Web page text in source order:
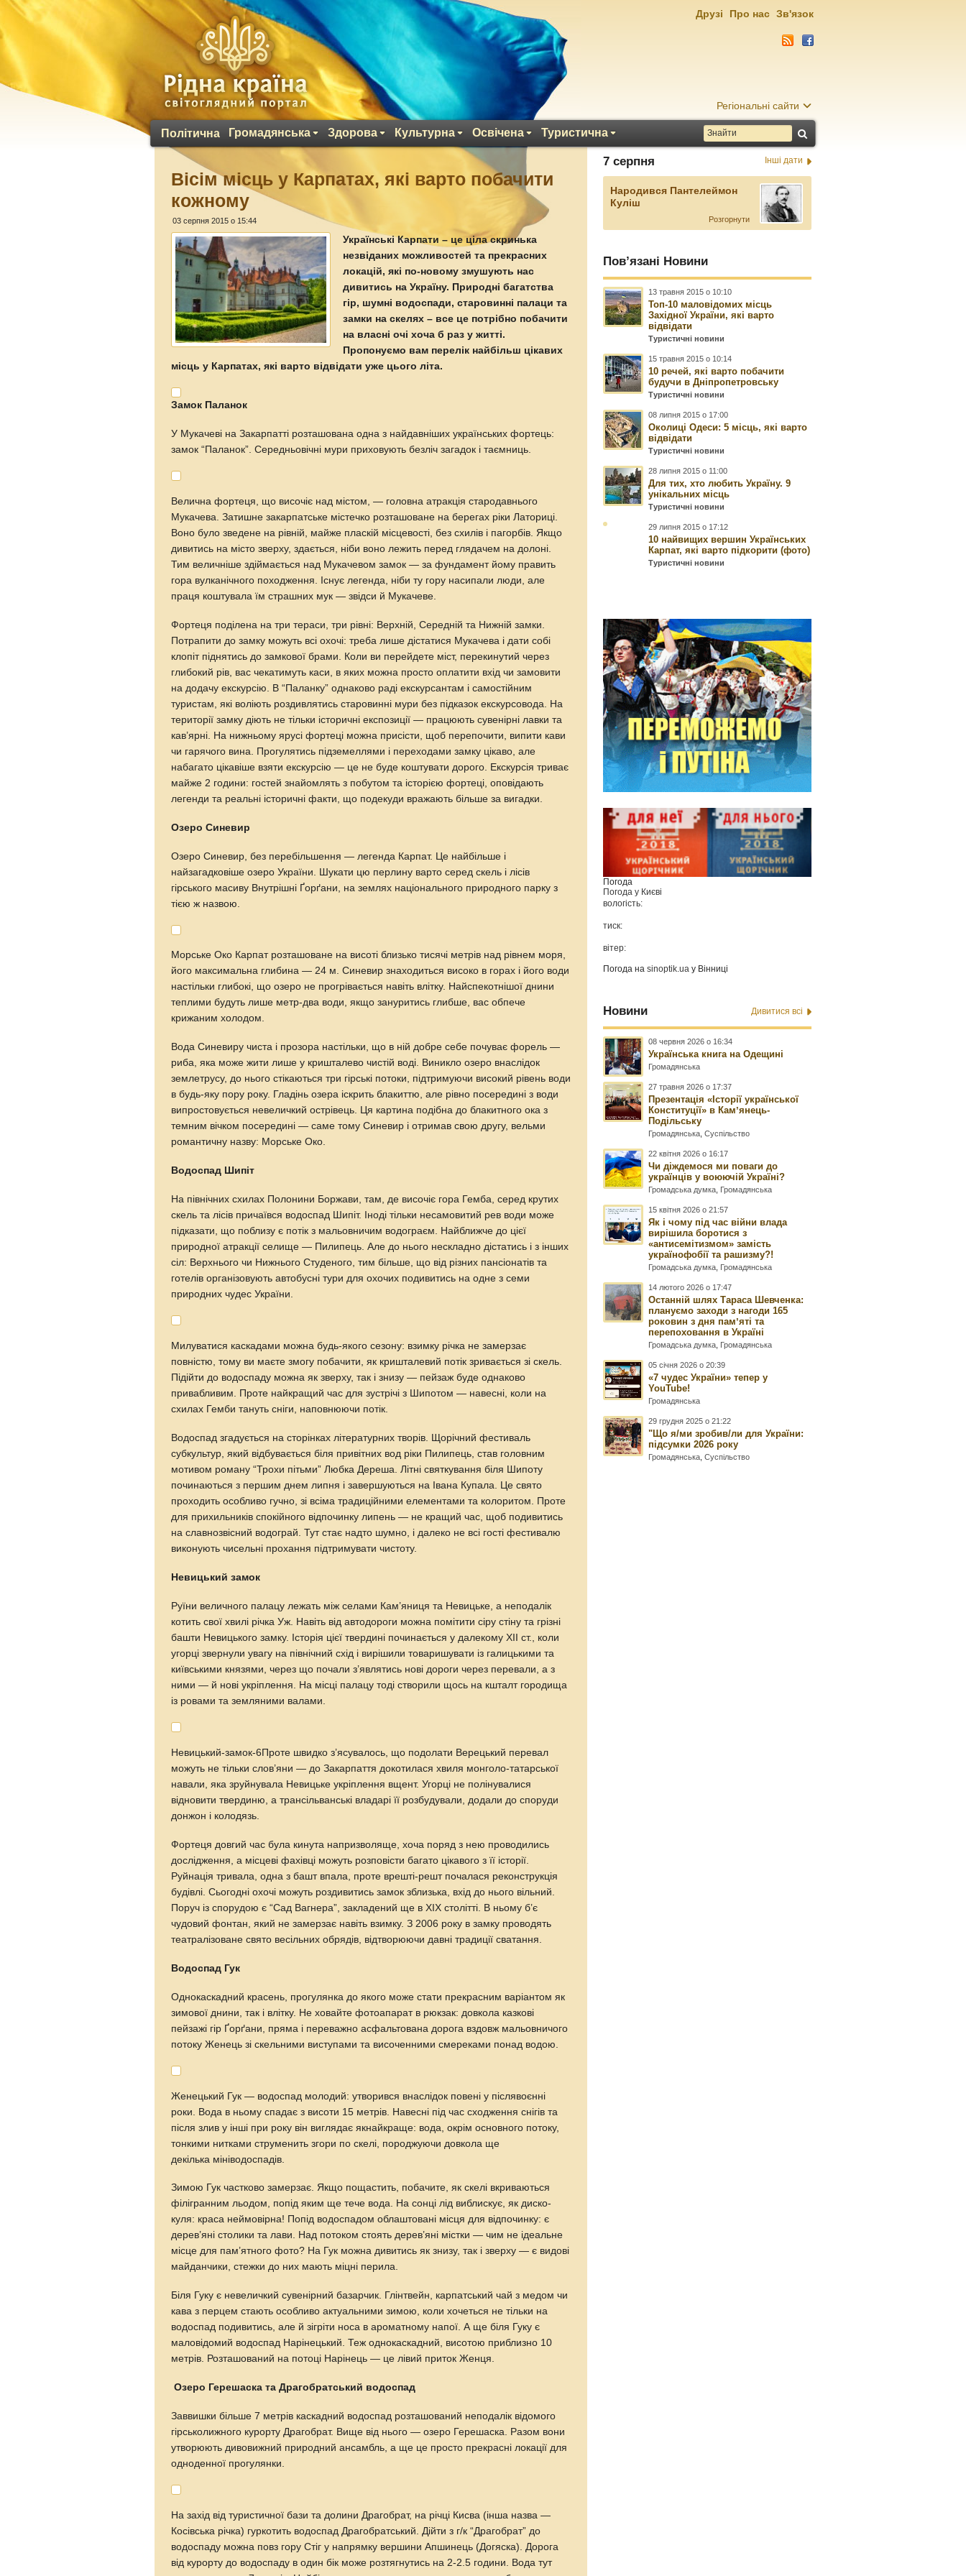
Регіональні сайти
Політична Громадянська Здорова Культурна Освічена Туристична
Друзі Про нас Зв'язок
Вісім місць у Карпатах, які варто побачити
кожному
03 серпня 2015 о 15:44
Українські Карпати – це ціла скринька
незвіданих можливостей та прекрасних
локацій, які по-новому змушують нас
дивитись на Україну. Природні багатства
гір, шумні водоспади, старовинні палаци та
замки на скелях – все це потрібно побачити
на власні очі хоча б раз у житті.
Пропонуємо вам перелік найбільш цікавих
місць у Карпатах, які варто відвідати уже цього літа.
Замок Паланок
У Мукачеві на Закарпатті розташована одна з найдавніших українських фортець:
замок “Паланок”. Середньовічні мури приховують безліч загадок і таємниць.
Велична фортеця, що височіє над містом, — головна атракція стародавнього
Мукачева. Затишне закарпатське містечко розташоване на берегах ріки Латориці.
Воно було зведене на рівній, майже пласкій місцевості, без схилів і пагорбів. Якщо
дивитись на місто зверху, здається, ніби воно лежить перед глядачем на долоні.
Тим величніше здіймається над Мукачевом замок — за фундамент йому править
гора вулканічного походження. Існує легенда, ніби ту гору насипали люди, але
праця коштувала їм страшних мук — звідси й Мукачеве.
Фортеця поділена на три тераси, три рівні: Верхній, Середній та Нижній замки.
Потрапити до замку можуть всі охочі: треба лише дістатися Мукачева і дати собі
клопіт піднятись до замкової брами. Коли ви перейдете міст, перекинутий через
глибокий рів, вас чекатимуть каси, в яких можна просто оплатити вхід чи замовити
на додачу екскурсію. В “Паланку” однаково раді екскурсантам і самостійним
туристам, які воліють роздивлятись старовинні мури без підказок екскурсовода. На
території замку діють не тільки історичні експозиції — працюють сувенірні лавки та
кав’ярні. На нижньому ярусі фортеці можна присісти, щоб перепочити, випити кави
чи гарячого вина. Прогулятись підземеллями і переходами замку цікаво, але
набагато цікавіше взяти екскурсію — це не буде коштувати дорого. Екскурсія триває
майже 2 години: гостей знайомлять з побутом та історією фортеці, оповідають
легенди та реальні історичні факти, що подекуди вражають більше за вигадки.
Озеро Синевир
Озеро Синевир, без перебільшення — легенда Карпат. Це найбільше і
найзагадковіше озеро України. Шукати цю перлину варто серед скель і лісів
гірського масиву Внутрішні Ґорґани, на землях національного природного парку з
тією ж назвою.
Морське Око Карпат розташоване на висоті близько тисячі метрів над рівнем моря,
його максимальна глибина — 24 м. Синевир знаходиться високо в горах і його води
настільки глибокі, що озеро не прогрівається навіть влітку. Найспекотнішої днини
теплими будуть лише метр-два води, якщо зануритись глибше, вас обпече
крижаним холодом.
Вода Синевиру чиста і прозора настільки, що в ній добре себе почуває форель —
риба, яка може жити лише у кришталево чистій воді. Виникло озеро внаслідок
землетрусу, до нього стікаються три гірські потоки, підтримуючи високий рівень води
в будь-яку пору року. Гладінь озера іскрить блакиттю, але рівно посередині з води
випростовується невеличкий острівець. Ця картина подібна до блакитного ока з
темним вічком посередині — саме тому Синевир і отримав свою другу, вельми
романтичну назву: Морське Око.
Водоспад Шипіт
На північних схилах Полонини Боржави, там, де височіє гора Гемба, серед крутих
скель та лісів причаївся водоспад Шипіт. Іноді тільки несамовитий рев води може
підказати, що поблизу є потік з мальовничим водограєм. Найближче до цієї
природної атракції селище — Пилипець. Але до нього нескладно дістатись і з інших
сіл: Верхнього чи Нижнього Студеного, тим більше, що від різних пансіонатів та
готелів організовують автобусні тури для охочих подивитись на одне з семи
природних чудес України.
Милуватися каскадами можна будь-якого сезону: взимку річка не замерзає
повністю, тому ви маєте змогу побачити, як кришталевий потік зривається зі скель.
Підійти до водоспаду можна як зверху, так і знизу — пейзаж буде однаково
привабливим. Проте найкращий час для зустрічі з Шипотом — навесні, коли на
схилах Гемби тануть сніги, наповнюючи потік.
Водоспад згадується на сторінках літературних творів. Щорічний фестиваль
субкультур, який відбувається біля привітних вод ріки Пилипець, став головним
мотивом роману “Трохи пітьми” Любка Дереша. Літні святкування біля Шипоту
починаються з першим днем липня і завершуються на Івана Купала. Це свято
проходить особливо гучно, зі всіма традиційними елементами та колоритом. Проте
для прихильників спокійного відпочинку липень — не кращий час, щоб подивитись
на славнозвісний водограй. Тут стає надто шумно, і далеко не всі гості фестивалю
виконують чисельні прохання підтримувати чистоту.
Невицький замок
Руїни величного палацу лежать між селами Кам’яниця та Невицьке, а неподалік
котить свої хвилі річка Уж. Навіть від автодороги можна помітити сіру стіну та грізні
башти Невицького замку. Історія цієї твердині починається у далекому XII ст., коли
угорці звернули увагу на північний схід і вирішили товаришувати із галицькими та
київськими князями, через що почали з’являтись нові дороги через перевали, а з
ними — й нові укріплення. На місці палацу тоді створили щось на кшталт городища
із ровами та земляними валами.
Невицький-замок-6Проте швидко з’ясувалось, що подолати Верецький перевал
можуть не тільки слов’яни — до Закарпаття докотилася хвиля монголо-татарської
навали, яка зруйнувала Невицьке укріплення вщент. Угорці не полінувалися
відновити твердиню, а трансільванські владарі її розбудували, додали до споруди
донжон і колодязь.
Фортеця довгий час була кинута напризволяще, хоча поряд з нею проводились
дослідження, а місцеві фахівці можуть розповісти багато цікавого з її історії.
Руйнація тривала, одна з башт впала, проте врешті-решт почалася реконструкція
будівлі. Сьогодні охочі можуть роздивитись замок зблизька, вхід до нього вільний.
Поруч із спорудою є “Сад Вагнера”, закладений ще в XIX столітті. В ньому б’є
чудовий фонтан, який не замерзає навіть взимку. З 2006 року в замку проводять
театралізоване свято весільних обрядів, відтворюючи давні традиції сватання.
Водоспад Гук
Однокаскадний красень, прогулянка до якого може стати прекрасним варіантом як
зимової днини, так і влітку. Не ховайте фотоапарат в рюкзак: довкола казкові
пейзажі гір Ґорґани, пряма і переважно асфальтована дорога вздовж мальовничого
потоку Женець зі скельними виступами та височенними смереками понад водою.
Женецький Гук — водоспад молодий: утворився внаслідок повені у післявоєнні
роки. Вода в ньому спадає з висоти 15 метрів. Навесні під час сходження снігів та
після злив у інші при року він виглядає якнайкраще: вода, окрім основного потоку,
тонкими нитками струменить згори по скелі, породжуючи довкола ще
декілька мініводоспадів.
Зимою Гук частково замерзає. Якщо пощастить, побачите, як скелі вкриваються
філігранним льодом, попід яким ще тече вода. На сонці лід виблискує, як диско-
куля: краса неймовірна! Попід водоспадом облаштовані місця для відпочинку: є
дерев’яні столики та лави. Над потоком стоять дерев’яні містки — чим не ідеальне
місце для пам’ятного фото? На Гук можна дивитись як знизу, так і зверху — є видові
майданчики, стежки до них мають міцні перила.
Біля Гуку є невеличкий сувенірний базарчик. Глінтвейн, карпатський чай з медом чи
кава з перцем стають особливо актуальними зимою, коли хочеться не тільки на
водоспад подивитись, але й зігріти носа в ароматному напої. А ще біля Гуку є
маловідомий водоспад Нарінецький. Теж однокаскадний, висотою приблизно 10
метрів. Розташований на потоці Нарінець — це лівий приток Женця.
Озеро Герешаска та Драгобратський водоспад
Заввишки більше 7 метрів каскадний водоспад розташований неподалік відомого
гірськолижного курорту Драгобрат. Вище від нього — озеро Герешаска. Разом вони
утворюють дивовижний природний ансамбль, а ще це просто прекрасні локації для
одноденної прогулянки.
На захід від туристичної бази та долини Драгобрат, на річці Кисва (інша назва —
Косівська річка) гуркотить водоспад Драгобратський. Дійти з г/к “Драгобрат” до
водоспаду можна повз гору Стіг у напрямку вершини Апшинець (Догяска). Дорога
від курорту до водоспаду в один бік може розтягнутись на 2-2.5 години. Вода тут
7 серпня Інші дати
Народився Пантелеймон
Куліш
Розгорнути
Пов’язані Новини
13 травня 2015 о 10:10
Топ-10 маловідомих місць
Західної України, які варто
відвідати
Туристичні новини
15 травня 2015 о 10:14
10 речей, які варто побачити
будучи в Дніпропетровську
Туристичні новини
08 липня 2015 о 17:00
Околиці Одеси: 5 місць, які варто
відвідати
Туристичні новини
28 липня 2015 о 11:00
Для тих, хто любить Україну. 9
унікальних місць
Туристичні новини
29 липня 2015 о 17:12
10 найвищих вершин Українських
Карпат, які варто підкорити (фото)
Туристичні новини
Погода
Погода у Києві
вологість:
тиск:
вітер:
Погода наsinoptik.ua у Вінниці
Новини Дивитися всі
08 червня 2026 о 16:34
Українська книга на Одещині
Громадянська
27 травня 2026 о 17:37
Презентація «Історії української
Конституції» в Камʼянець-
Подільську
Громадянська ,Суспільство
22 квітня 2026 о 16:17
Чи діждемося ми поваги до
українців у воюючій Україні?
Громадська думка Громадянська
15 квітня 2026 о 21:57
Як і чому під час війни влада
вирішила боротися з
«антисемітизмом» замість
українофобії та рашизму?!
Громадська думка Громадянська
14 лютого 2026 о 17:47
Останній шлях Тараса Шевченка:
плануємо заходи з нагоди 165
роковин з дня памʼяті та
перепоховання в Україні
Громадська думка Громадянська
05 січня 2026 о 20:39
«7 чудес України» тепер у
YouTube!
Громадянська
29 грудня 2025 о 21:22
"Що я/ми зробив/ли для України:
підсумки 2026 року
Громадянська ,Суспільство